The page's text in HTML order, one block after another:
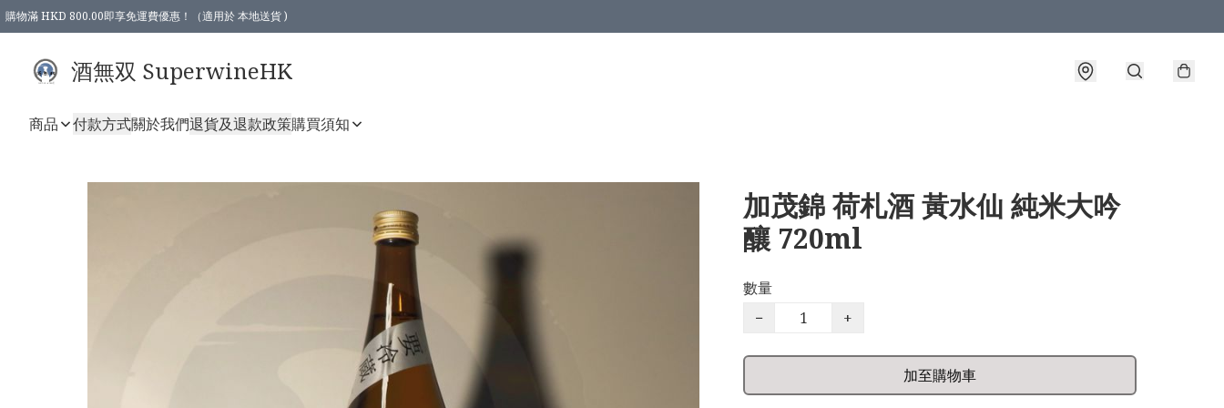
購物滿 HKD 800.00即享免運費優惠！（適用於 本地送貨 )
酒無双 SuperwineHK
商品 付款方式關於我們退貨及退款政策購買須知
加茂錦 荷札酒 黃水仙 純米大吟
釀 720ml
數量
−
+
加至購物車